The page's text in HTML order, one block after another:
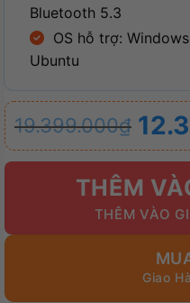
Bluetooth 5.3
OS hỗ trợ: Windows
Ubuntu
19.399.000₫
Giá
gốc
19.399.000₫.
Giá
hiện
12.399.000₫.
THÊM